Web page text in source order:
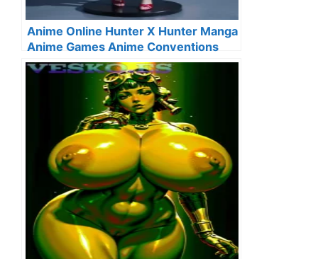
Anime Online Hunter X Hunter Manga
Anime Games Anime Conventions